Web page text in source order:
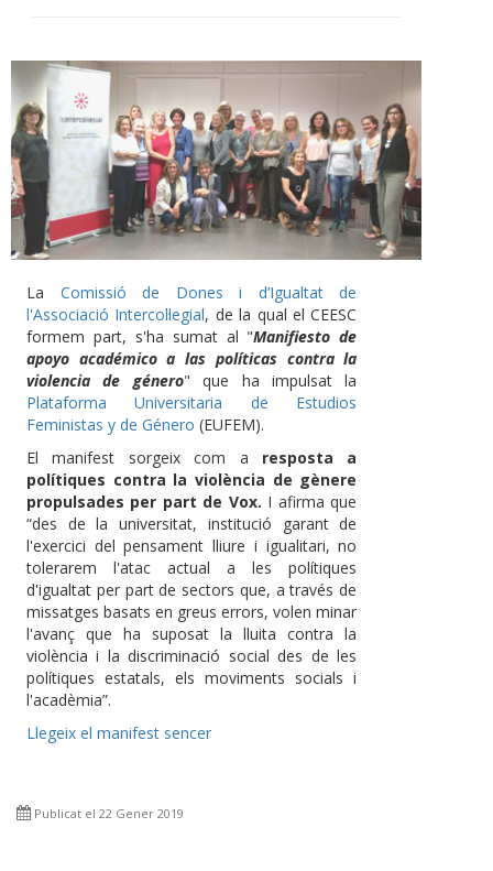
La Comissió de Dones i d’Igualtat de
l'Associació Intercol·legial, de la qual el CEESC
formem part, s'ha sumat al "Manifiesto de
apoyo académico a las políticas contra la
violencia de género" que ha impulsat la
Plataforma Universitaria de Estudios
Feministas y de Género (EUFEM).
El manifest sorgeix com a resposta a
polítiques contra la violència de gènere
propulsades per part de Vox. I afirma que
“des de la universitat, institució garant de
l'exercici del pensament lliure i igualitari, no
tolerarem l'atac actual a les polítiques
d'igualtat per part de sectors que, a través de
missatges basats en greus errors, volen minar
l'avanç que ha suposat la lluita contra la
violència i la discriminació social des de les
polítiques estatals, els moviments socials i
l'acadèmia”.
Llegeix el manifest sencer
Publicat el 22 Gener 2019